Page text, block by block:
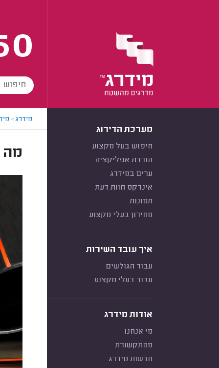
מערכת הדירוג
חיפוש בעל מקצוע
הורדת אפליקציה
ערים במידרג
אינדקס חוות דעת
תמונות
מחירון בעלי מקצוע
איך עובד השירות
עבור הגולשים
עבור בעלי מקצוע
אודות מידרג
מי אנחנו
מהתקשורת
חדשות מידרג
מידרג>
מה